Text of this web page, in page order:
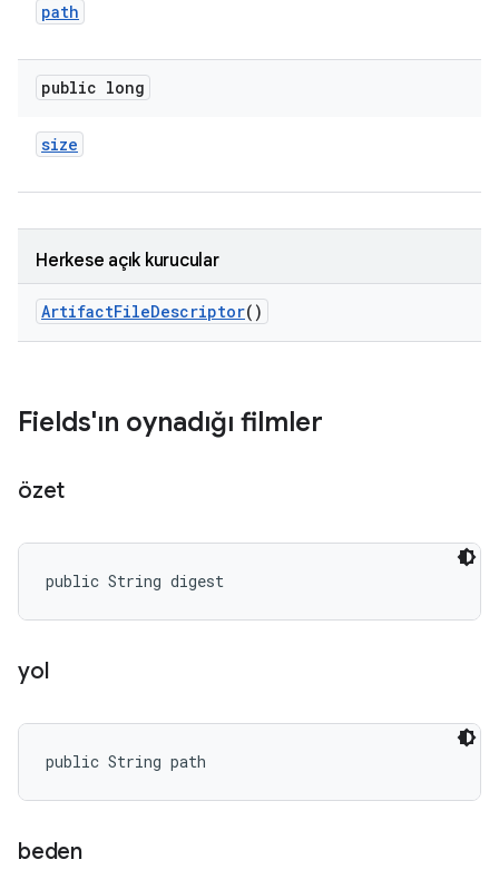
path
public long
size
Herkese açık kurucular
ArtifactFileDescriptor()
Fields'ın oynadığı filmler
özet
public String digest
yol
public String path
beden